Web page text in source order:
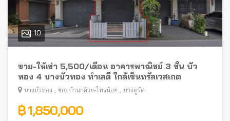
10
ขาย-ให้เช่า 5,500/เดือน อาคารพาณิชย์ 3 ชั้น บัว
ทอง 4 บางบัวทอง ทำเลดี ใกล้เซ็นทรัลเวสเกต
บางบัวทอง , ซอยบ้านกล้วย-ไทรน้อย , บางคูรัด
฿ 1,850,000